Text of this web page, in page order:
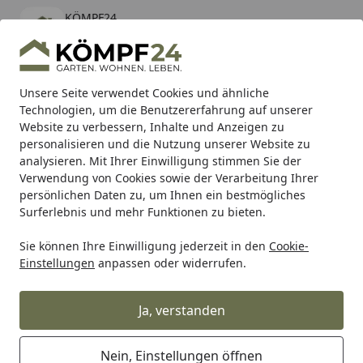
Unsere Seite verwendet Cookies und ähnliche
Technologien, um die Benutzererfahrung auf unserer
Website zu verbessern, Inhalte und Anzeigen zu
personalisieren und die Nutzung unserer Website zu
analysieren. Mit Ihrer Einwilligung stimmen Sie der
Verwendung von Cookies sowie der Verarbeitung Ihrer
persönlichen Daten zu, um Ihnen ein bestmögliches
Surferlebnis und mehr Funktionen zu bieten.
Sie können Ihre Einwilligung jederzeit in den Cookie-
Einstellungen anpassen oder widerrufen.
Ja, verstanden
Nein, Einstellungen öffnen
KÖMPF24
kostenlos - Im App Store
Hotline
Alle Produkte
Mein Konto
Suchen
Karibu Pools inkl. gratis Sandfilteranlage & Pool-
Starterset (Gesamtwert bis 468,99€)
Startseite
TRW Trw Bremsbeläge TRW Bremsbelag MCB 666 mit
TRW Bremsbelag MCB 666 mit